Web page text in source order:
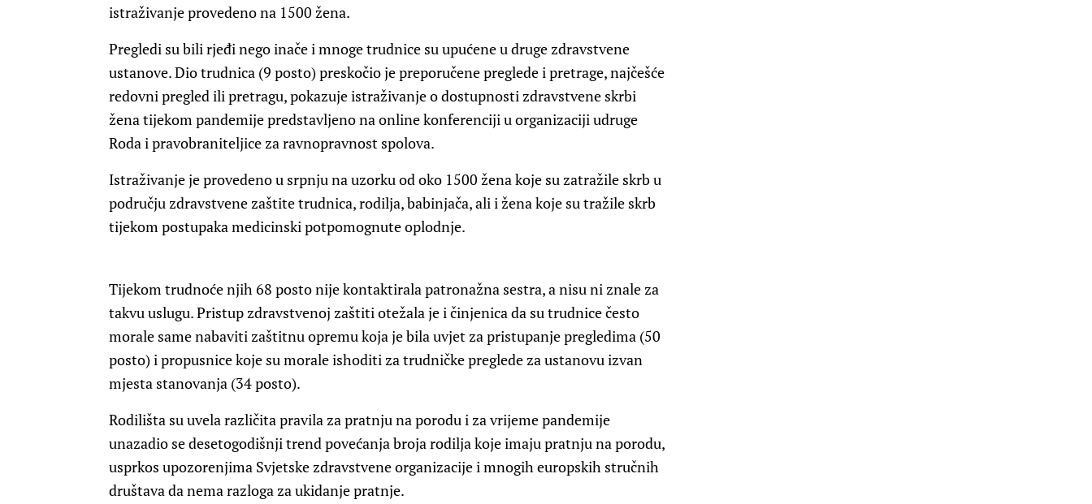
istraživanje provedeno na 1500 žena.
Pregledi su bili rjeđi nego inače i mnoge trudnice su upućene u druge zdravstvene
ustanove. Dio trudnica (9 posto) preskočio je preporučene preglede i pretrage, najčešće
redovni pregled ili pretragu, pokazuje istraživanje o dostupnosti zdravstvene skrbi
žena tijekom pandemije predstavljeno na online konferenciji u organizaciji udruge
Roda i pravobraniteljice za ravnopravnost spolova.
Istraživanje je provedeno u srpnju na uzorku od oko 1500 žena koje su zatražile skrb u
području zdravstvene zaštite trudnica, rodilja, babinjača, ali i žena koje su tražile skrb
tijekom postupaka medicinski potpomognute oplodnje.
Tijekom trudnoće njih 68 posto nije kontaktirala patronažna sestra, a nisu ni znale za
takvu uslugu. Pristup zdravstvenoj zaštiti otežala je i činjenica da su trudnice često
morale same nabaviti zaštitnu opremu koja je bila uvjet za pristupanje pregledima (50
posto) i propusnice koje su morale ishoditi za trudničke preglede za ustanovu izvan
mjesta stanovanja (34 posto).
Rodilišta su uvela različita pravila za pratnju na porodu i za vrijeme pandemije
unazadio se desetogodišnji trend povećanja broja rodilja koje imaju pratnju na porodu,
usprkos upozorenjima Svjetske zdravstvene organizacije i mnogih europskih stručnih
društava da nema razloga za ukidanje pratnje.